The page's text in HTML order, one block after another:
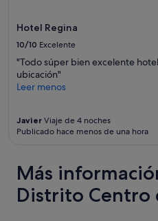
Hotel Regina
10/10 Excelente
"Todo súper bien excelente
ubicación"
Leer menos
Javier Viaje de 4 noches
Publicado hace menos de una hora
Más
Distrito Centro